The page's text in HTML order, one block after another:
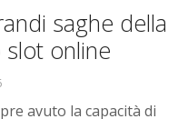
saghe della
slot online
avuto la capacità di